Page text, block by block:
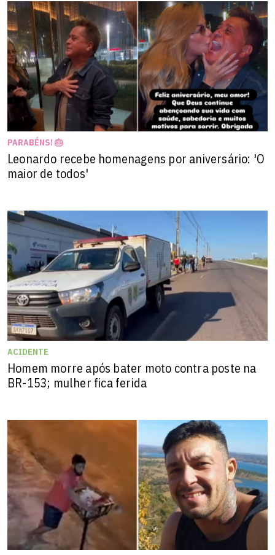
PARABÉNS! 🎂
Leonardo recebe homenagens por aniversário: 'O
maior de todos'
ACIDENTE
Homem morre após bater moto contra poste na
BR-153; mulher fica ferida